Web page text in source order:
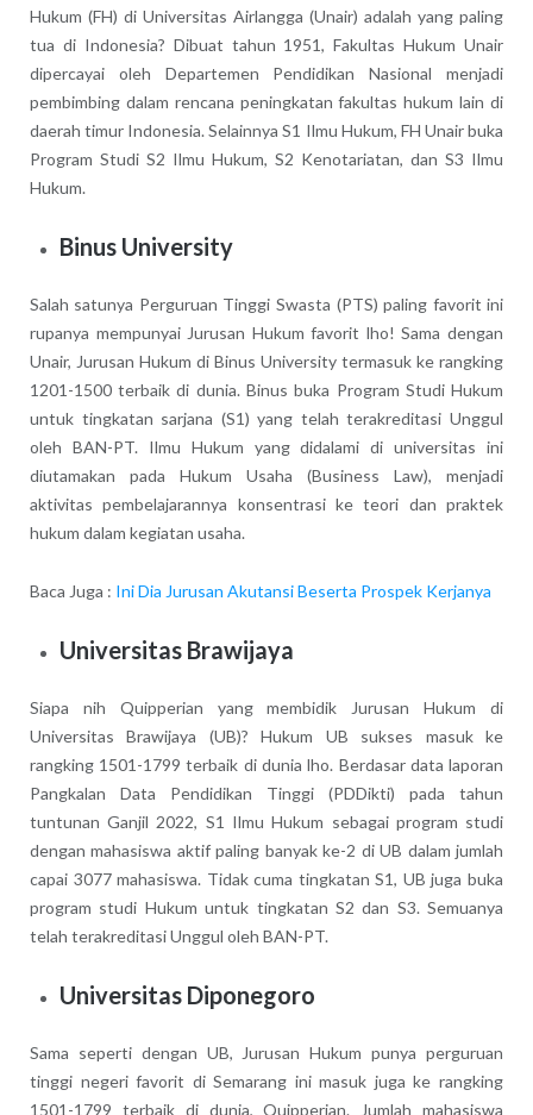
Hukum (FH) di Universitas Airlangga (Unair) adalah yang paling
tua di Indonesia? Dibuat tahun 1951, Fakultas Hukum Unair
dipercayai oleh Departemen Pendidikan Nasional menjadi
pembimbing dalam rencana peningkatan fakultas hukum lain di
daerah timur Indonesia. Selainnya S1 Ilmu Hukum, FH Unair buka
Program Studi S2 Ilmu Hukum, S2 Kenotariatan, dan S3 Ilmu
Hukum.
Binus University
Salah satunya Perguruan Tinggi Swasta (PTS) paling favorit ini
rupanya mempunyai Jurusan Hukum favorit lho! Sama dengan
Unair, Jurusan Hukum di Binus University termasuk ke rangking
1201-1500 terbaik di dunia. Binus buka Program Studi Hukum
untuk tingkatan sarjana (S1) yang telah terakreditasi Unggul
oleh BAN-PT. Ilmu Hukum yang didalami di universitas ini
diutamakan pada Hukum Usaha (Business Law), menjadi
aktivitas pembelajarannya konsentrasi ke teori dan praktek
hukum dalam kegiatan usaha.
Baca Juga : Ini Dia Jurusan Akutansi Beserta Prospek Kerjanya
Universitas Brawijaya
Siapa nih Quipperian yang membidik Jurusan Hukum di
Universitas Brawijaya (UB)? Hukum UB sukses masuk ke
rangking 1501-1799 terbaik di dunia lho. Berdasar data laporan
Pangkalan Data Pendidikan Tinggi (PDDikti) pada tahun
tuntunan Ganjil 2022, S1 Ilmu Hukum sebagai program studi
dengan mahasiswa aktif paling banyak ke-2 di UB dalam jumlah
capai 3077 mahasiswa. Tidak cuma tingkatan S1, UB juga buka
program studi Hukum untuk tingkatan S2 dan S3. Semuanya
telah terakreditasi Unggul oleh BAN-PT.
Universitas Diponegoro
Sama seperti dengan UB, Jurusan Hukum punya perguruan
tinggi negeri favorit di Semarang ini masuk juga ke rangking
1501-1799 terbaik di dunia, Quipperian. Jumlah mahasiswa